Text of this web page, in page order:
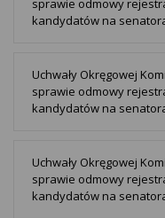
sprawie odmowy
kandydatów na
Uchwały Okręgowej
sprawie odmowy
kandydatów na
Uchwały Okręgowej
sprawie odmowy
kandydatów na